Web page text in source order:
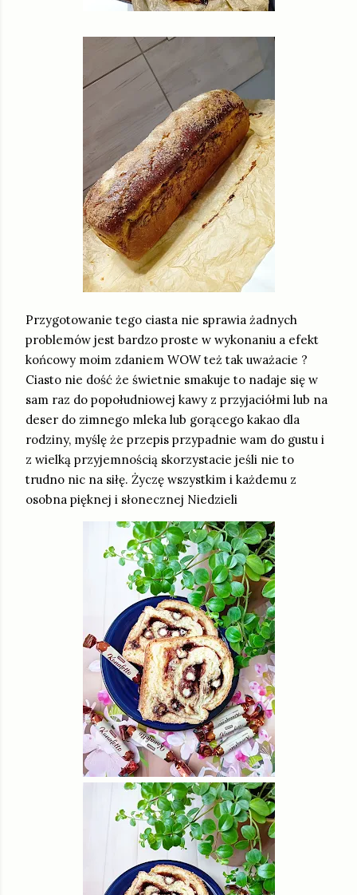
Przygotowanie tego ciasta nie sprawia żadnych
problemów jest bardzo proste w wykonaniu a efekt
końcowy moim zdaniem WOW też tak uważacie ?
Ciasto nie dość że świetnie smakuje to nadaje się w
sam raz do popołudniowej kawy z przyjaciółmi lub na
deser do zimnego mleka lub gorącego kakao dla
rodziny, myślę że przepis przypadnie wam do gustu i
z wielką przyjemnością skorzystacie jeśli nie to
trudno nic na siłę. Życzę wszystkim i każdemu z
osobna pięknej i słonecznej Niedzieli